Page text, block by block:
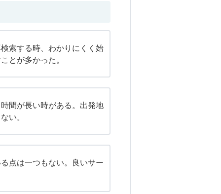
索する時、わかりにくく始
とが多かった。
間が長い時がある。出発地
い。
点は一つもない。良いサー